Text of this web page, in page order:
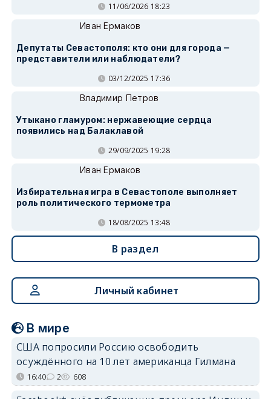
11/06/2026 18:23
Иван Ермаков
Депутаты Севастополя: кто они для города —
представители или наблюдатели?
03/12/2025 17:36
Владимир Петров
Утыкано гламуром: нержавеющие сердца
появились над Балаклавой
29/09/2025 19:28
Иван Ермаков
Избирательная игра в Севастополе выполняет
роль политического термометра
18/08/2025 13:48
В раздел
Личный кабинет
В мире
США попросили Россию освободить
осуждённого на 10 лет американца Гилмана
16:40 2 608